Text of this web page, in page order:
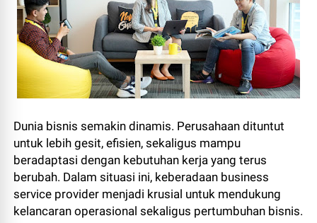
Dunia bisnis semakin dinamis. Perusahaan dituntut
untuk lebih gesit, efisien, sekaligus mampu
beradaptasi dengan kebutuhan kerja yang terus
berubah. Dalam situasi ini, keberadaan business
service provider menjadi krusial untuk mendukung
kelancaran operasional sekaligus pertumbuhan bisnis.